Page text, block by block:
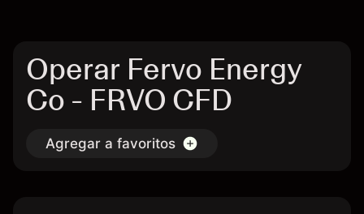
Operar Fervo Energy
Co - FRVO CFD
Agregar a favoritos